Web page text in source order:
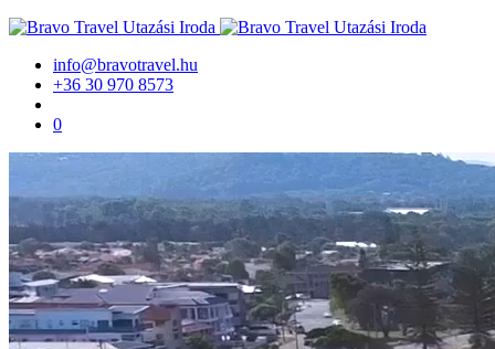
info@bravotravel.hu
+36 30 970 8573
0